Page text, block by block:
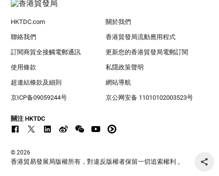
HKTDC.com 關於我們
聯絡我們 香港貿發局流動應用程式
訂閱商貿全接觸電郵通訊 更新您的香港貿發局電郵訂閱
使用條款 私隱政策聲明
超連結條款及細則 網站導航
京ICP备09059244号 京公网安备 11010102003523号
關注 HKTDC
© 2026
香港貿易發展局版權所有，對違反版權者保留一切追索權利 。